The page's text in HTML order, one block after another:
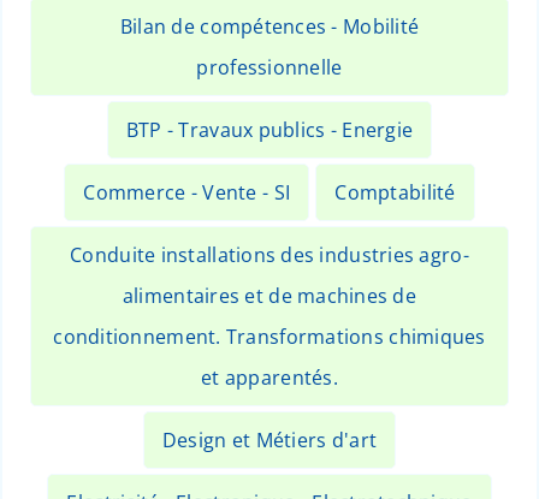
Bilan de compétences - Mobilité
professionnelle
BTP - Travaux publics - Energie
Commerce - Vente - SI Comptabilité
Conduite installations des industries agro-
alimentaires et de machines de
conditionnement. Transformations chimiques
et apparentés.
Design et Métiers d'art